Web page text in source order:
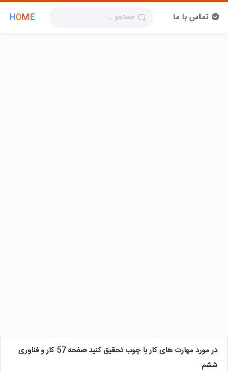
HOME تماس با ما
در مورد مهارت های کار با چوب تحقیق کنید صفحه 57 کار و فناوری
ششم